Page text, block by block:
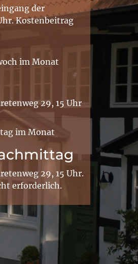
der
Kostenbeitrag
im Monat
29, 15 Uhr
im Monat
29, 15 Uhr.
erforderlich.